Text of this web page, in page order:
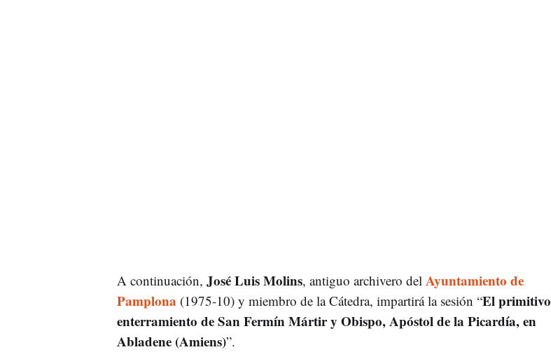
A continuación, José Luis Molins, antiguo archivero del Ayuntamiento de
Pamplona (1975-10) y miembro de la Cátedra, impartirá la sesión “El primitivo
enterramiento de San Fermín Mártir y Obispo, Apóstol de la Picardía, en
Abladene (Amiens)”.